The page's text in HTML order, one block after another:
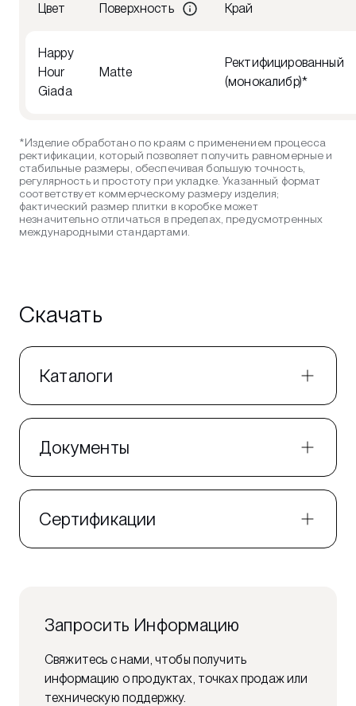
Цвет Поверхность Край
Happy
Hour
Giada
Matte
Ректифицированный
(монокалибр)*
*Изделие обработано по краям с применением процесса
ректификации, который позволяет получить равномерные и
стабильные размеры, обеспечивая большую точность,
регулярность и простоту при укладке. Указанный формат
соответствует коммерческому размеру изделия;
фактический размер плитки в коробке может
незначительно отличаться в пределах, предусмотренных
международными стандартами.
Скачать
Каталоги
Документы
Сертификации
Запросить Информацию
Свяжитесь с нами, чтобы получить
информацию о продуктах, точках продаж или
техническую поддержку.